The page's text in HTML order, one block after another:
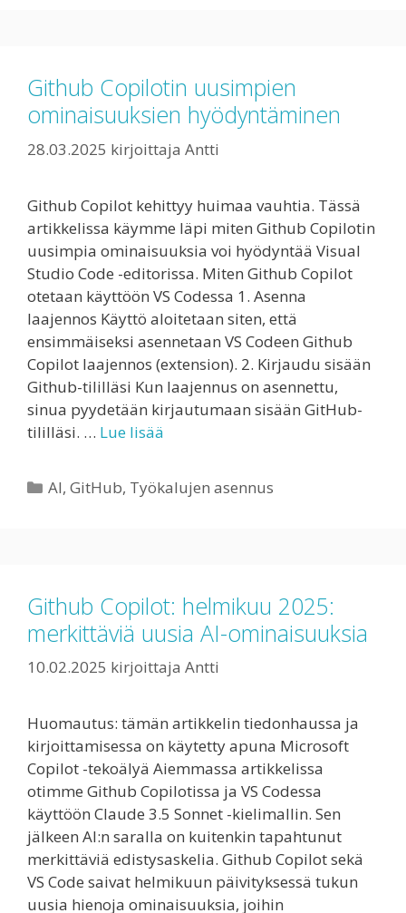
Github Copilotin uusimpien
ominaisuuksien hyödyntäminen
28.03.2025 kirjoittaja Antti
Github Copilot kehittyy huimaa vauhtia. Tässä
artikkelissa käymme läpi miten Github Copilotin
uusimpia ominaisuuksia voi hyödyntää Visual
Studio Code -editorissa. Miten Github Copilot
otetaan käyttöön VS Codessa 1. Asenna
laajennos Käyttö aloitetaan siten, että
ensimmäiseksi asennetaan VS Codeen Github
Copilot laajennos (extension). 2. Kirjaudu sisään
Github-tililläsi Kun laajennus on asennettu,
sinua pyydetään kirjautumaan sisään GitHub-
tililläsi. … Lue lisää
Kategoriat
AI,GitHub, Työkalujen asennus
Github Copilot: helmikuu 2025:
merkittäviä uusia AI-ominaisuuksia
10.02.2025 kirjoittaja Antti
Huomautus: tämän artikkelin tiedonhaussa ja
kirjoittamisessa on käytetty apuna Microsoft
Copilot -tekoälyä Aiemmassa artikkelissa
otimme Github Copilotissa ja VS Codessa
käyttöön Claude 3.5 Sonnet -kielimallin. Sen
jälkeen AI:n saralla on kuitenkin tapahtunut
merkittäviä edistysaskelia. Github Copilot sekä
VS Code saivat helmikuun päivityksessä tukun
uusia hienoja ominaisuuksia, joihin